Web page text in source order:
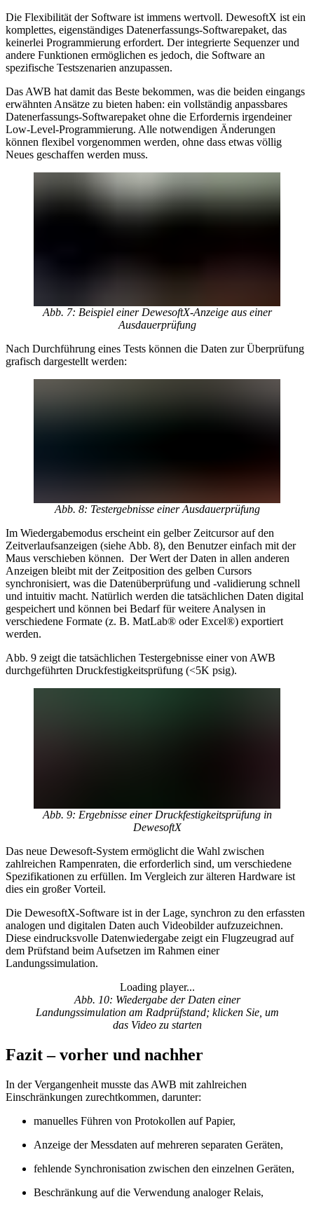
Die Flexibilität der Software ist immens wertvoll. DewesoftX ist ein
komplettes, eigenständiges Datenerfassungs-Softwarepaket, das
keinerlei Programmierung erfordert. Der integrierte Sequenzer und
andere Funktionen ermöglichen es jedoch, die Software an
spezifische Testszenarien anzupassen.
Das AWB hat damit das Beste bekommen, was die beiden eingangs
erwähnten Ansätze zu bieten haben: ein vollständig anpassbares
Datenerfassungs-Softwarepaket ohne die Erfordernis irgendeiner
Low-Level-Programmierung. Alle notwendigen Änderungen
können flexibel vorgenommen werden, ohne dass etwas völlig
Neues geschaffen werden muss.
Abb. 7: Beispiel einer DewesoftX-Anzeige aus einer
Ausdauerprüfung
Nach Durchführung eines Tests können die Daten zur Überprüfung
grafisch dargestellt werden:
Abb. 8: Testergebnisse einer Ausdauerprüfung
Im Wiedergabemodus erscheint ein gelber Zeitcursor auf den
Zeitverlaufsanzeigen (siehe Abb. 8), den Benutzer einfach mit der
Maus verschieben können. Der Wert der Daten in allen anderen
Anzeigen bleibt mit der Zeitposition des gelben Cursors
synchronisiert, was die Datenüberprüfung und -validierung schnell
und intuitiv macht. Natürlich werden die tatsächlichen Daten digital
gespeichert und können bei Bedarf für weitere Analysen in
verschiedene Formate (z. B. MatLab® oder Excel®) exportiert
werden.
Abb. 9 zeigt die tatsächlichen Testergebnisse einer von AWB
durchgeführten Druckfestigkeitsprüfung (<5K psig).
Abb. 9: Ergebnisse einer Druckfestigkeitsprüfung in
DewesoftX
Das neue Dewesoft-System ermöglicht die Wahl zwischen
zahlreichen Rampenraten, die erforderlich sind, um verschiedene
Spezifikationen zu erfüllen. Im Vergleich zur älteren Hardware ist
dies ein großer Vorteil.
Die DewesoftX-Software ist in der Lage, synchron zu den erfassten
analogen und digitalen Daten auch Videobilder aufzuzeichnen.
Diese eindrucksvolle Datenwiedergabe zeigt ein Flugzeugrad auf
dem Prüfstand beim Aufsetzen im Rahmen einer
Landungssimulation.
Loading player...
Loading video...Abb. 10: Wiedergabe der Daten einer
Landungssimulation am Radprüfstand; klicken Sie, um
das Video zu starten
Fazit – vorher und nachher
In der Vergangenheit musste das AWB mit zahlreichen
Einschränkungen zurechtkommen, darunter:
manuelles Führen von Protokollen auf Papier,
Anzeige der Messdaten auf mehreren separaten Geräten,
fehlende Synchronisation zwischen den einzelnen Geräten,
Beschränkung auf die Verwendung analoger Relais,